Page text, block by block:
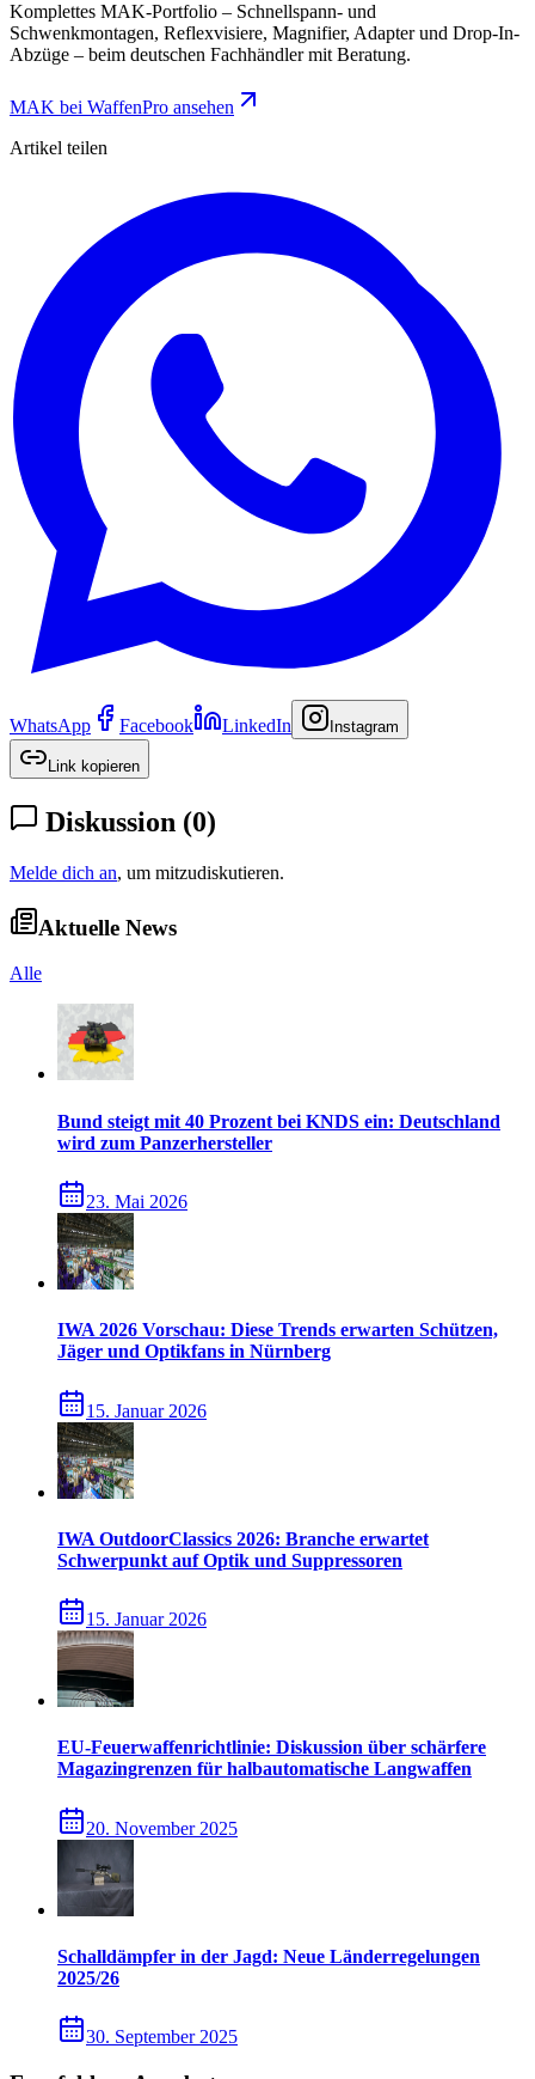
Komplettes MAK-Portfolio – Schnellspann- und
Schwenkmontagen, Reflexvisiere, Magnifier, Adapter und Drop-In-
Abzüge – beim deutschen Fachhändler mit Beratung.
MAK bei WaffenPro ansehen
Artikel teilen
WhatsApp Facebook LinkedIn Instagram
Link kopieren
Diskussion (0)
Melde dich an, um mitzudiskutieren.
Aktuelle News
Alle
Bund steigt mit 40 Prozent bei KNDS ein: Deutschland
wird zum Panzerhersteller
23. Mai 2026
IWA 2026 Vorschau: Diese Trends erwarten Schützen,
Jäger und Optikfans in Nürnberg
15. Januar 2026
IWA OutdoorClassics 2026: Branche erwartet
Schwerpunkt auf Optik und Suppressoren
15. Januar 2026
EU-Feuerwaffenrichtlinie: Diskussion über schärfere
Magazingrenzen für halbautomatische Langwaffen
20. November 2025
Schalldämpfer in der Jagd: Neue Länderregelungen
2025/26
30. September 2025